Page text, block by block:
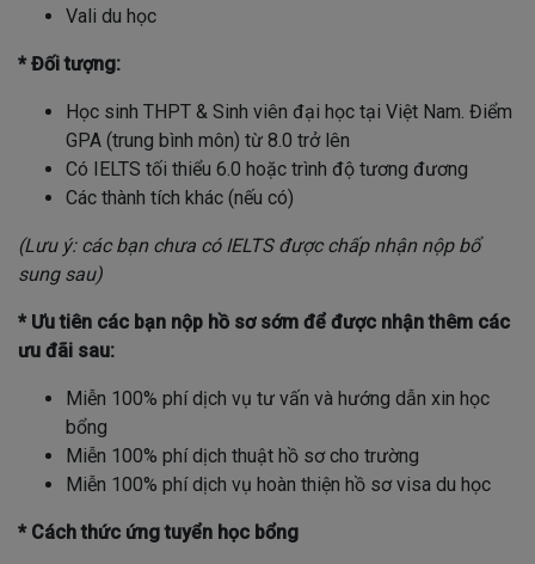
Vali du học
* Đối tượng:
Học sinh THPT & Sinh viên đại học tại Việt Nam. Điểm
GPA (trung bình môn) từ 8.0 trở lên
Có IELTS tối thiểu 6.0 hoặc trình độ tương đương
Các thành tích khác (nếu có)
(Lưu ý: các bạn chưa có IELTS được chấp nhận nộp bổ
sung sau)
* Ưu tiên các bạn nộp hồ sơ sớm để được nhận thêm các
ưu đãi sau:
Miễn 100% phí dịch vụ tư vấn và hướng dẫn xin học
bổng
Miễn 100% phí dịch thuật hồ sơ cho trường
Miễn 100% phí dịch vụ hoàn thiện hồ sơ visa du học
* Cách thức ứng tuyển học bổng